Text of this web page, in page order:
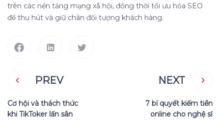
trên các nền tảng mạng xã hội, đồng thời tối ưu hóa SEO
để thu hút và giữ chân đối tượng khách hàng.
PREV
Cơ hội và thách thức
khi TikToker lấn sân
NEXT
7 bí quyết kiếm tiền
online cho nghệ sĩ